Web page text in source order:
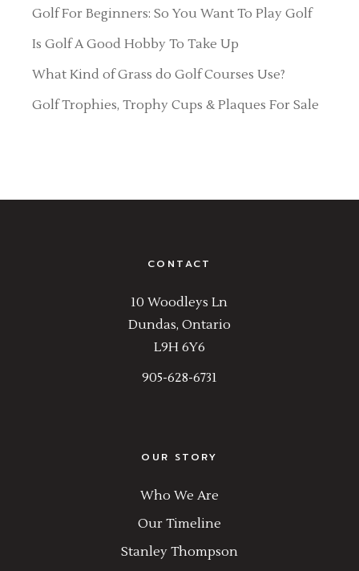
Golf For Beginners: So You Want To Play Golf
Is Golf A Good Hobby To Take Up
What Kind of Grass do Golf Courses Use?
Golf Trophies, Trophy Cups & Plaques For Sale
CONTACT
10 Woodleys Ln
Dundas, Ontario
L9H 6Y6
905-628-6731
OUR STORY
Who We Are
Our Timeline
Stanley Thompson